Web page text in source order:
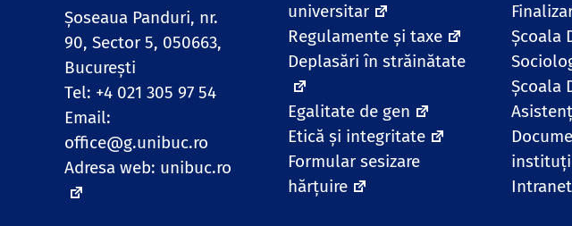
Șoseaua Panduri, nr.
90, Sector 5, 050663,
Bucureşti
Tel: +4 021 305 97 54
Email:
office@g.unibuc.ro
Adresa web: unibuc.ro
universitar
Regulamente și taxe
Deplasări în străinătate
Egalitate de gen
Etică și integritate
Formular sesizare
hărțuire
Școala
Școala